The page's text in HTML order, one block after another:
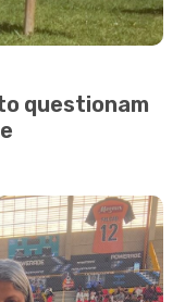
questionam